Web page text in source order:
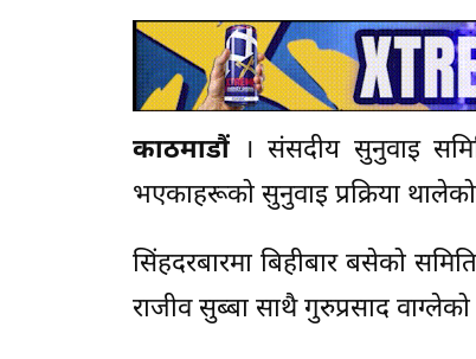
काठमाडौं । संसदीय सुनुवाइ
भएकाहरूको सुनुवाइ प्रक्रिया
सिंहदरबारमा बिहीबार बसेको
राजीव सुब्बा साथै गुरुप्रसाद